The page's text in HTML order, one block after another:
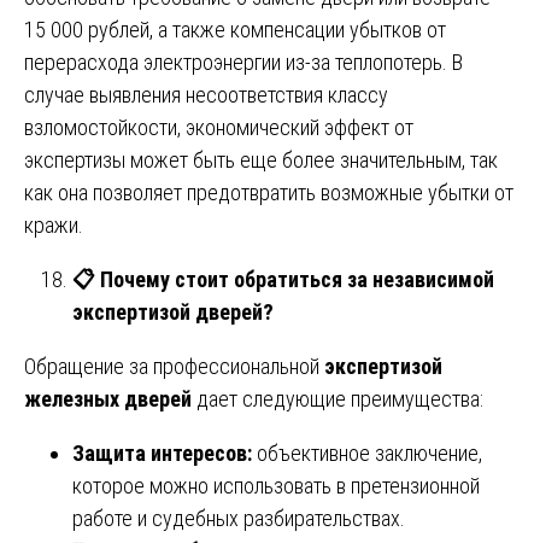
15 000 рублей, а также компенсации убытков от
перерасхода электроэнергии из-за теплопотерь. В
случае выявления несоответствия классу
взломостойкости, экономический эффект от
экспертизы может быть еще более значительным, так
как она позволяет предотвратить возможные убытки от
кражи.
📋 Почему стоит обратиться за независимой
экспертизой дверей?
Обращение за профессиональной экспертизой
железных дверей дает следующие преимущества:
Защита интересов: объективное заключение,
которое можно использовать в претензионной
работе и судебных разбирательствах.